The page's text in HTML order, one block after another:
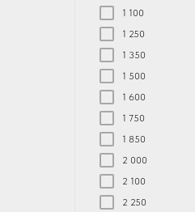
1 100
1 250
1 350
1 500
1 600
1 750
1 850
2 000
2 100
2 250